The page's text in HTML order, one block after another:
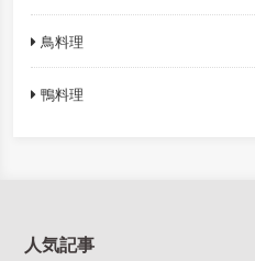
鳥料理
鴨料理
人気記事